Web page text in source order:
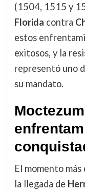
(1504, 1515 y
Florida contra
estos
exitosos, y la
representó uno
su mandato.
El momento
la llegada de